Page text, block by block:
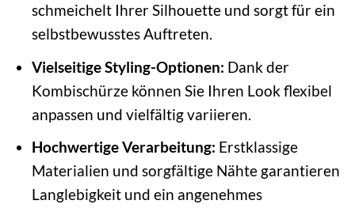
schmeichelt Ihrer Silhouette und sorgt für ein
selbstbewusstes Auftreten.
Vielseitige Styling-Optionen: Dank der
Kombischürze können Sie Ihren Look flexibel
anpassen und vielfältig variieren.
Hochwertige Verarbeitung: Erstklassige
Materialien und sorgfältige Nähte garantieren
Langlebigkeit und ein angenehmes